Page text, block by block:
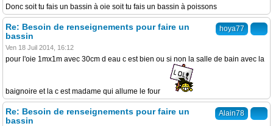
Donc soit tu fais un bassin à oie soit tu fais un bassin à poissons
hoya77
Re: Besoin de renseignements pour faire un
bassin
Ven 18 Juil 2014, 16:12
pour l'oie 1mx1m avec 30cm d eau c est bien ou si non la salle de bain avec la
baignoire et la c est madame qui allume le four
Alain78
Re: Besoin de renseignements pour faire un
bassin